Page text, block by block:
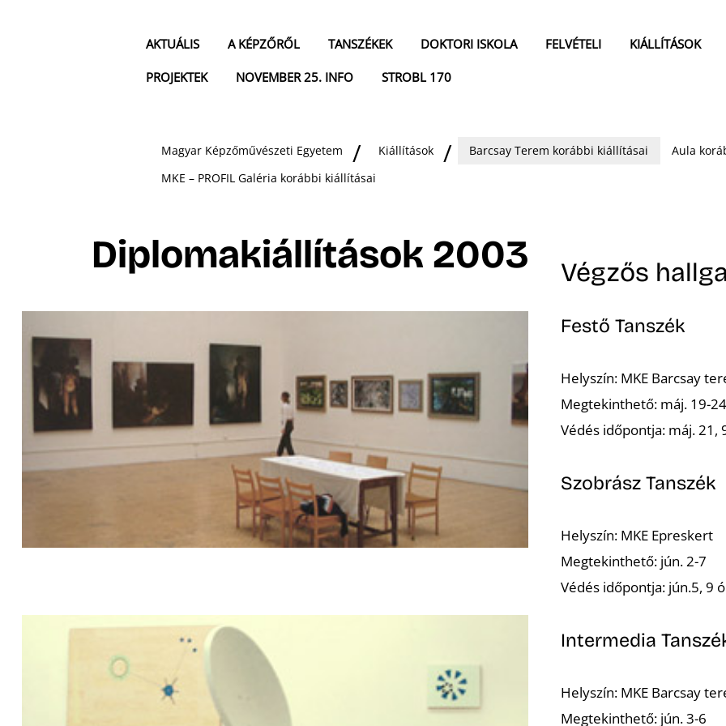
AKTUÁLIS A KÉPZŐRŐL TANSZÉKEK DOKTORI ISKOLA FELVÉTELI KIÁLLÍTÁSOK
PROJEKTEK
NOVEMBER 25. INFO STROBL 170
Magyar Képzőművészeti Egyetem Kiállítások Barcsay Terem korábbi kiállításai Aula
MKE – PROFIL Galéria korábbi kiállításai
Diplomakiállítások 2003 Végzős
Festő Tanszék
Helyszín: MKE Barcsay
Megtekinthető: máj. 19-24
Védés időpontja: máj. 21,
Szobrász Tanszék
Helyszín: MKE Epreskert
Megtekinthető: jún. 2-7
Védés időpontja: jún.5, 9
Intermedia
Helyszín: MKE Barcsay
Megtekinthető: jún. 3-6